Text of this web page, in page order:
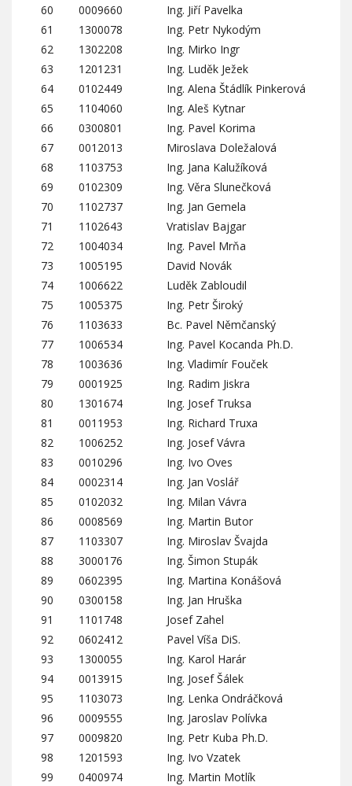
60
0009660
Ing. Jiří Pavelka
61
1300078
Ing. Petr Nykodým
62
1302208
Ing. Mirko Ingr
63
1201231
Ing. Luděk Ježek
64
0102449
Ing. Alena Štádlík Pinkerová
65
1104060
Ing. Aleš Kytnar
66
0300801
Ing. Pavel Korima
67
0012013
Miroslava Doležalová
68
1103753
Ing. Jana Kalužíková
69
0102309
Ing. Věra Slunečková
70
1102737
Ing. Jan Gemela
71
1102643
Vratislav Bajgar
72
1004034
Ing. Pavel Mrňa
73
1005195
David Novák
74
1006622
Luděk Zabloudil
75
1005375
Ing. Petr Široký
76
1103633
Bc. Pavel Němčanský
77
1006534
Ing. Pavel Kocanda Ph.D.
78
1003636
Ing. Vladimír Fouček
79
0001925
Ing. Radim Jiskra
80
1301674
Ing. Josef Truksa
81
0011953
Ing. Richard Truxa
82
1006252
Ing. Josef Vávra
83
0010296
Ing. Ivo Oves
84
0002314
Ing. Jan Voslář
85
0102032
Ing. Milan Vávra
86
0008569
Ing. Martin Butor
87
1103307
Ing. Miroslav Švajda
88
3000176
Ing. Šimon Stupák
89
0602395
Ing. Martina Konášová
90
0300158
Ing. Jan Hruška
91
1101748
Josef Zahel
92
0602412
Pavel Víša DiS.
93
1300055
Ing. Karol Harár
94
0013915
Ing. Josef Šálek
95
1103073
Ing. Lenka Ondráčková
96
0009555
Ing. Jaroslav Polívka
97
0009820
Ing. Petr Kuba Ph.D.
98
1201593
Ing. Ivo Vzatek
99
0400974 Ing. Martin Motlík